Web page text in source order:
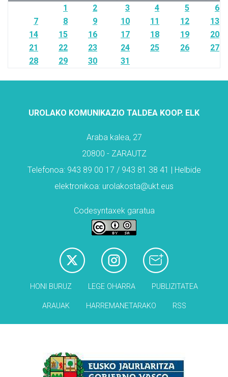
1
2 3 4 5
6
7
8 9 10 11 12
13
14
15 16 17 18 19
20
21
22 23 24 25 26
27
28
29 30 31
UROLAKO KOMUNIKAZIO TALDEA KOOP. ELK
Araba kalea, 27
20800 - ZARAUTZ
Telefonoa: 943 89 00 17 / 943 81 38 41 | Helbide
elektronikoa: urolakosta@ukt.eus
Codesyntaxek garatua
HONI BURUZ LEGE OHARRA PUBLIZITATEA
ARAUAK HARREMANETARAKO RSS